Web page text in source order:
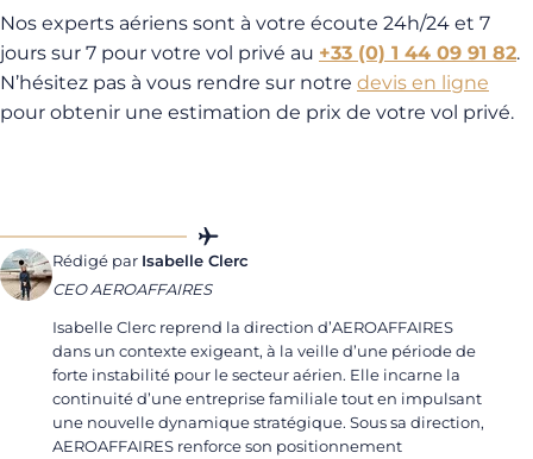
Nos experts aériens sont à votre écoute 24h/24 et 7
jours sur 7 pour votre vol privé au +33 (0) 1 44 09 91 82.
N’hésitez pas à vous rendre sur notre devis en ligne
pour obtenir une estimation de prix de votre vol privé.
Rédigé par Isabelle Clerc
CEO AEROAFFAIRES
Isabelle Clerc reprend la direction d’AEROAFFAIRES
dans un contexte exigeant, à la veille d’une période de
forte instabilité pour le secteur aérien. Elle incarne la
continuité d’une entreprise familiale tout en impulsant
une nouvelle dynamique stratégique. Sous sa direction,
AEROAFFAIRES renforce son positionnement